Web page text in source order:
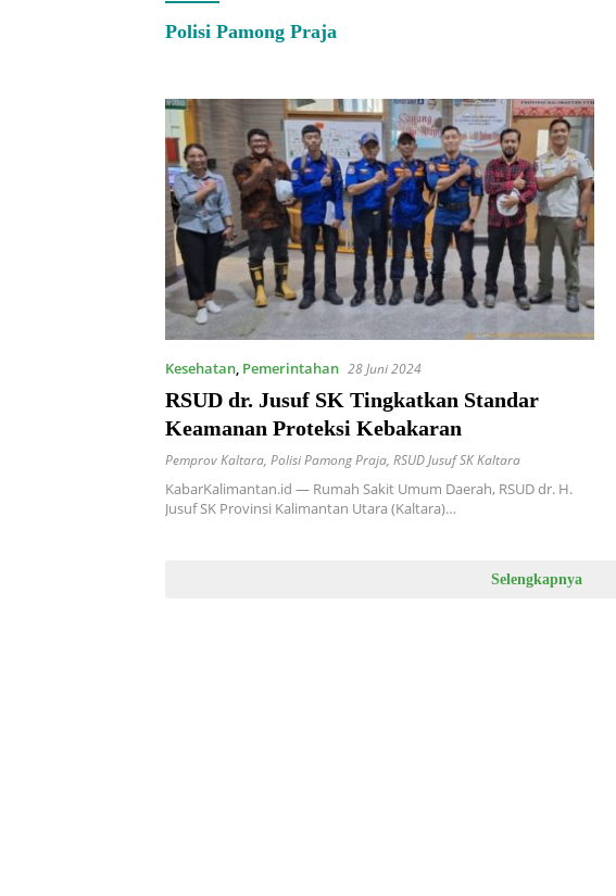
Polisi Pamong Praja
Kesehatan, Pemerintahan 28 Juni 2024
RSUD dr. Jusuf SK Tingkatkan Standar
Keamanan Proteksi Kebakaran
Pemprov Kaltara, Polisi Pamong Praja, RSUD Jusuf SK Kaltara
KabarKalimantan.id — Rumah Sakit Umum Daerah, RSUD dr. H.
Jusuf SK Provinsi Kalimantan Utara (Kaltara)…
Selengkapnya